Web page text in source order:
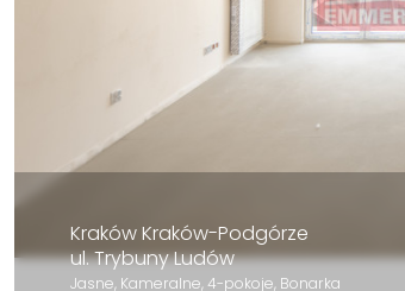
Kraków Kraków-Podgórze
ul. Trybuny Ludów
Jasne, Kameralne, 4-pokoje, Bonarka